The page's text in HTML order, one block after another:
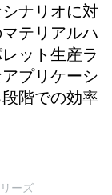
ナリオに対
テリアルハ
ット生産ラ
プリケーシ
階での効率
ーズ